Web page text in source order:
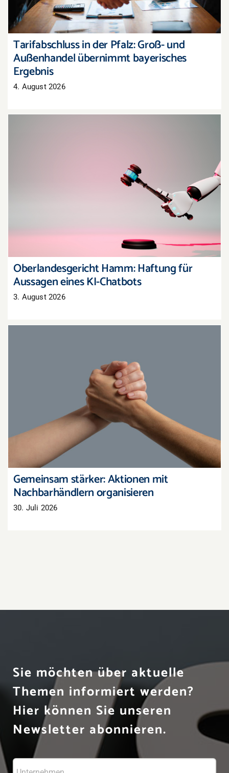
Tarifabschluss in der Pfalz: Groß- und
Außenhandel übernimmt bayerisches
Ergebnis
4. August 2026
Oberlandesgericht Hamm: Haftung für
Aussagen eines KI-Chatbots
Oberlandesgericht Hamm: Haftung für
Aussagen eines KI-Chatbots
3. August 2026
Gemeinsam stärker: Aktionen mit
Nachbarhändlern organisieren
Gemeinsam stärker: Aktionen mit
Nachbarhändlern organisieren
30. Juli 2026
Sie möchten über aktuelle
Themen informiert werden?
Hier können Sie unseren
Newsletter abonnieren.